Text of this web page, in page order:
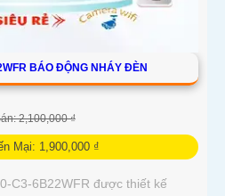
BÁO ĐỘNG NHÁY ĐÈN
2,100,000 ₫
Mại: 1,900,000 ₫
C3-6B22WFR được thiết kế